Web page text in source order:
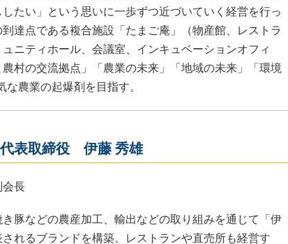
たい」という思いに一歩ずつ近づいていく経営を行っ
達点である複合施設「たまご庵」（物産館、レストラ
ニティホール、会議室、インキュベーションオフィ
村の交流拠点」「農業の未来」「地域の未来」「環境
農業の起爆剤を目指す。
表取締役 伊藤 秀雄
会長
豚などの農産加工、輸出などの取り組みを通じて「伊
れるブランドを構築。レストランや直売所も経営す